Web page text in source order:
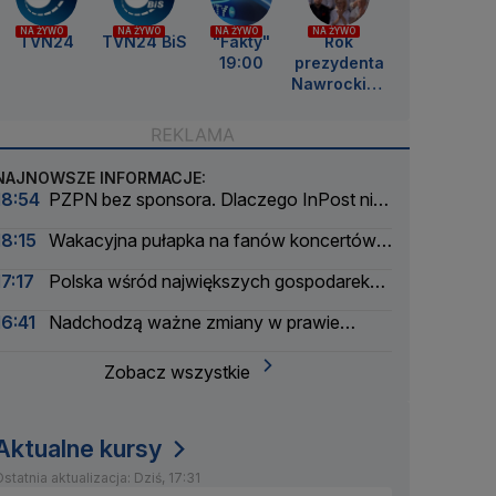
NA ŻYWO
TVN24
NA ŻYWO
TVN24 BiS
NA ŻYWO
"Fakty"
19:00
NA ŻYWO
Rok
prezydenta
Nawrockieg
INFORMACJE:
PZPN bez sponsora. Dlaczego InPost nie
Wakacyjna pułapka na fanów koncertów.
Polska wśród największych gospodarek
Nadchodzą ważne zmiany w prawie
Zobacz wszystkie
kursy
aktualizacja: Dziś, 17:31